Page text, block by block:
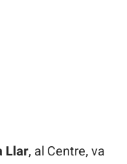
Llar, al Centre, va